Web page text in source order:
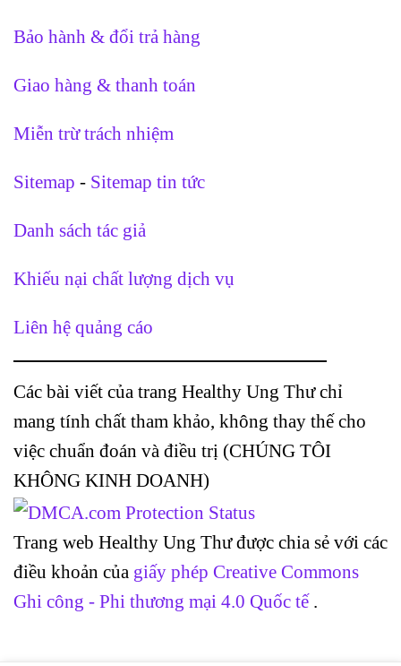
Bảo hành & đổi trả hàng
Giao hàng & thanh toán
Miễn trừ trách nhiệm
Sitemap - Sitemap tin tức
Danh sách tác giả
Khiếu nại chất lượng dịch vụ
Liên hệ quảng cáo
Các bài viết của trang Healthy Ung Thư chỉ
mang tính chất tham khảo, không thay thế cho
việc chuẩn đoán và điều trị (CHÚNG TÔI
KHÔNG KINH DOANH)
Trang web Healthy Ung Thư được chia sẻ với các
điều khoản của giấy phép Creative Commons
Ghi công - Phi thương mại 4.0 Quốc tế .